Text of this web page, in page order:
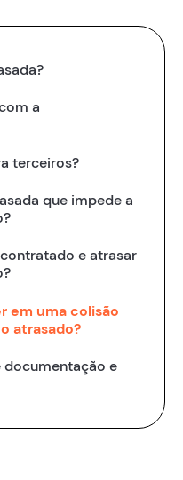
a
terceiros?
que impede a
e atrasar
em uma colisão
atrasado?
documentação e